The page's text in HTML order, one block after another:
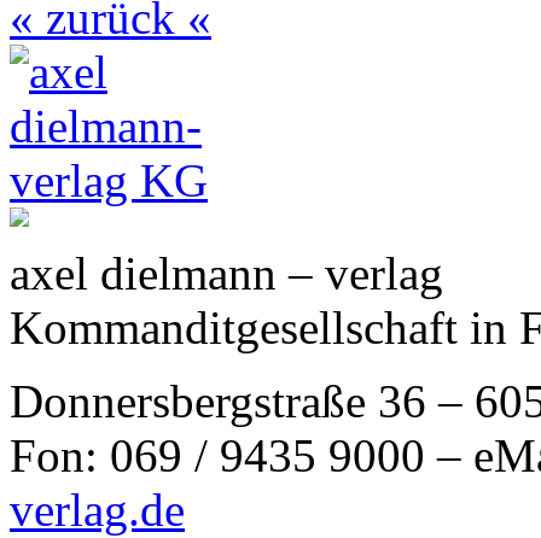
« zurück «
axel dielmann – verlag
Kommanditgesellschaft in
Donnersbergstraße 36 –
Fon: 069 / 9435 9000 –
verlag.de